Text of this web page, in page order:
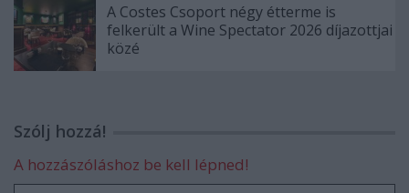
A Costes Csoport négy étterme is
felkerült a Wine Spectator 2026 díjazottjai
közé
Szólj hozzá!
A hozzászóláshoz be kell lépned!